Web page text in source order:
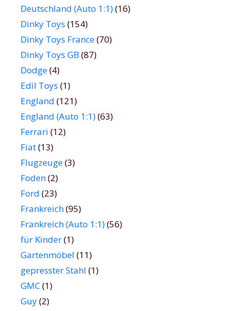
Deutschland (Auto 1:1)(16)
Dinky Toys (154)
Dinky Toys France(70)
Dinky Toys GB (87)
Dodge(4)
Edil Toys (1)
England (121)
England (Auto 1:1)(63)
Ferrari (12)
Fiat(13)
Flugzeuge(3)
Foden(2)
Ford (23)
Frankreich(95)
Frankreich (Auto 1:1)(56)
für Kinder(1)
Gartenmöbel (11)
gepresster Stahl (1)
GMC(1)
Guy(2)